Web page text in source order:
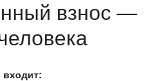
взнос —
входит: